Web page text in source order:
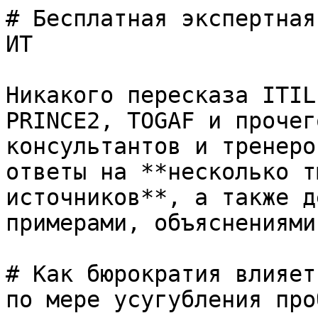
# Бесплатная
ИТ
Никакого пересказа
PRINCE2, TOGAF и
консультантов и
ответы на **несколько
источников**, а также
примерами,
# Как бюрократия
по мере усугубления